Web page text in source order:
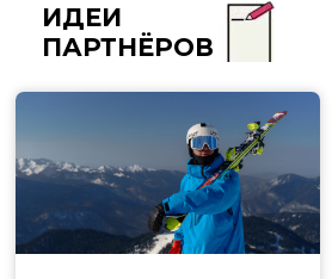
ИДЕИ
ПАРТНЁРОВ